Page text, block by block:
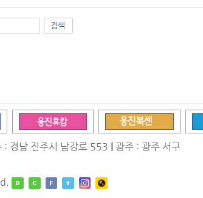
: 경남 진주시 남강로 553 | 광주 : 광주 서구